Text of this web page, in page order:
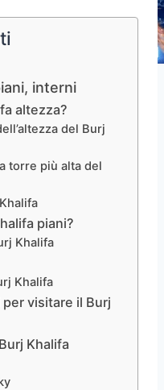
interni
altezza?
del Burj
torre più alta del
piani?
Khalifa
Khalifa
visitare il Burj
Khalifa